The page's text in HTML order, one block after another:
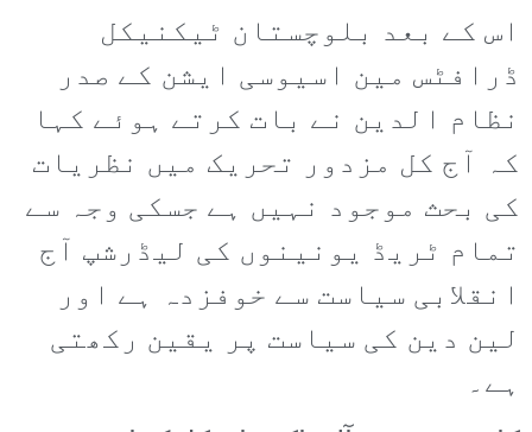
اس کے بعد بلوچستان ٹیکنیکل
ڈرافٹس مین اسیوسی ایشن کے صدر
نظام الدین نے بات کرتے ہوئے کہا
کہ آج کل مزدور تحریک میں نظریات
کی بحث موجود نہیں ہے جسکی وجہ سے
تمام ٹریڈ یونینوں کی لیڈرشپ آج
انقلابی سیاست سے خوفزدہ ہے اور
لین دین کی سیاست پر یقین رکھتی
ہے۔